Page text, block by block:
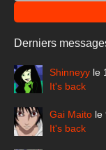
Derniers
Shinneyy le
It's back
Gai Maito le
It's back